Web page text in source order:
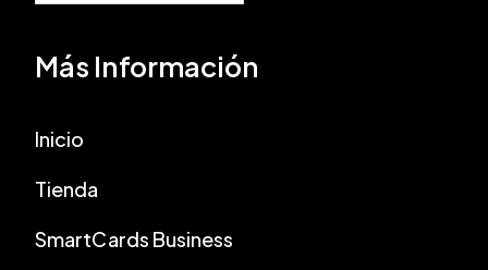
Más Información
Inicio
Tienda
SmartCards Business